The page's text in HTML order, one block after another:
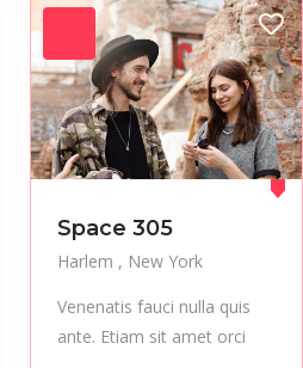
Paintings
Resort
Sports
Test
Space 305
Harlem
New York
Venenatis fauci nulla quis
ante. Etiam sit amet orci